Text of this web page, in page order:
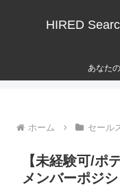
HIRED
あなた
ホーム セール
【未経験可/ポ
メンバーポジ